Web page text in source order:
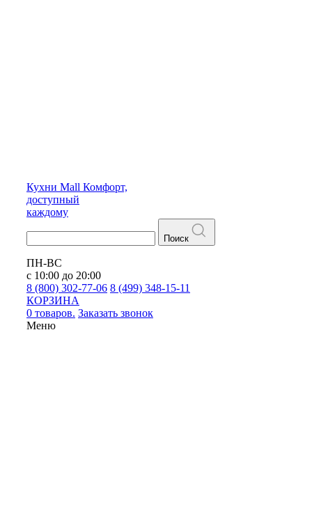
Кухни Mall Комфорт,
доступный
каждому
Поиск
ПН-ВС
с 10:00 до 20:00
8 (800) 302-77-06 8 (499) 348-15-11
КОРЗИНА
0 товаров. Заказать звонок
Меню